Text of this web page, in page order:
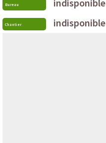
Bureau indisponible
Chantier indisponible